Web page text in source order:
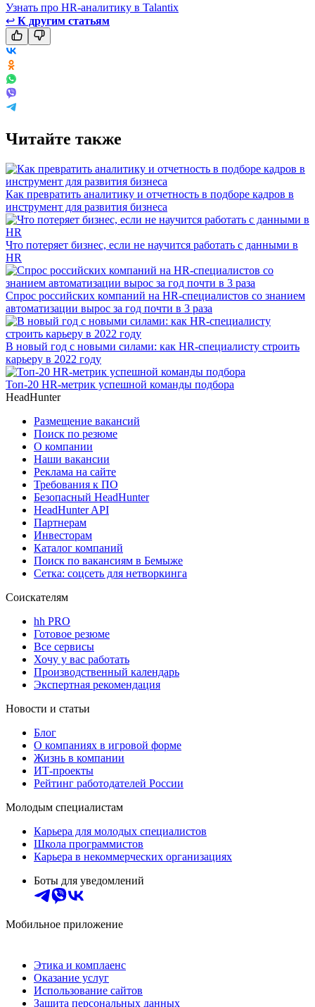
Узнать про HR-аналитику в Talantix
↩ К другим статьям
Читайте также
Как превратить аналитику и отчетность в подборе кадров в
инструмент для развития бизнеса
Что потеряет бизнес, если не научится работать с данными в
HR
Спрос российских компаний на HR-специалистов со знанием
автоматизации вырос за год почти в 3 раза
В новый год с новыми силами: как HR-специалисту строить
карьеру в 2022 году
Топ-20 HR-метрик успешной команды подбора
HeadHunter
Размещение вакансий
Поиск по резюме
О компании
Наши вакансии
Реклама на сайте
Требования к ПО
Безопасный HeadHunter
HeadHunter API
Партнерам
Инвесторам
Каталог компаний
Поиск по вакансиям в Бемыже
Сетка: соцсеть для нетворкинга
Соискателям
hh PRO
Готовое резюме
Все сервисы
Хочу у вас работать
Производственный календарь
Экспертная рекомендация
Новости и статьи
Блог
О компаниях в игровой форме
Жизнь в компании
ИТ-проекты
Рейтинг работодателей России
Молодым специалистам
Карьера для молодых специалистов
Школа программистов
Карьера в некоммерческих организациях
Боты для уведомлений
Мобильное приложение
Этика и комплаенс
Оказание услуг
Использование сайтов
Защита персональных данных